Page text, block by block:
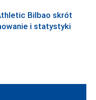
Bilbao skrót
i statystyki